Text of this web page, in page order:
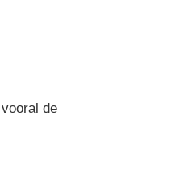
de